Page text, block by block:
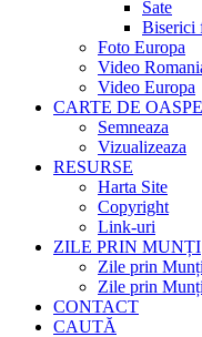
Sate
Biserici
Foto Europa
Video
Video Europa
CARTE DE
Semneaza
Vizualizeaza
RESURSE
Harta Site
Copyright
Link-uri
ZILE PRIN MUNȚI
Zile prin
Zile prin
CONTACT
CAUTĂ